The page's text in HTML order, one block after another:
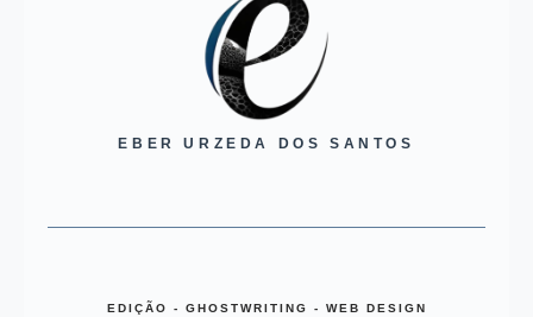
EBER URZEDA DOS SANTOS
EDIÇÃO - GHOSTWRITING - WEB DESIGN